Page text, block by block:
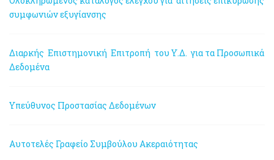
συμφωνιών εξυγίανσης
Διαρκής Επιστημονική Επιτροπή του Υ.Δ. για τα Προσωπικά
Δεδομένα
Υπεύθυνος Προστασίας Δεδομένων
Αυτοτελές Γραφείο Συμβούλου Ακεραιότητας